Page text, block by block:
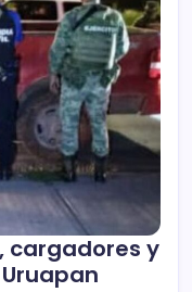
cargadores y